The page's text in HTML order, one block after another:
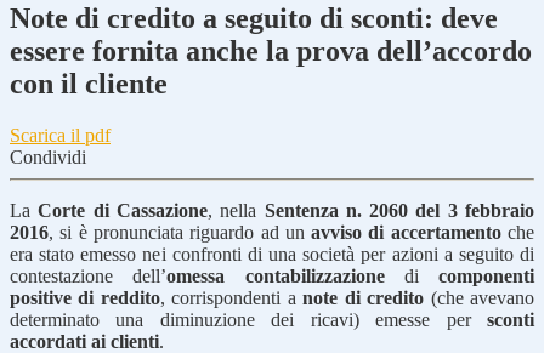
Note di credito a seguito di sconti: deve
essere fornita anche la prova dell’accordo
con il cliente
Scarica il pdf
Condividi
LaCorte di Cassazione, nella Sentenza n. 2060 del 3 febbraio
2016, si è pronunciata riguardo ad unavviso di accertamentoche
era stato emesso nei confronti di una società per azioni a seguito di
contestazione dell’omessa contabilizzazionedi componenti
positive di reddito, corrispondenti anote di credito (che avevano
determinato una diminuzione dei ricavi) emesse per sconti
accordati ai clienti.